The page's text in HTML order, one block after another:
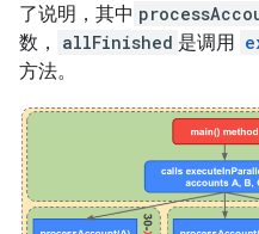
了说明，其中
数，
allFinished 是调用
方法。